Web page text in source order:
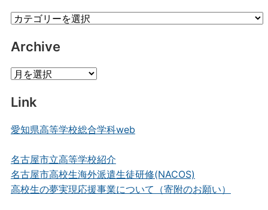
Category
Archive
Archive
Link
愛知県高等学校総合学科web
名古屋市立高等学校紹介
名古屋市高校生海外派遣生徒研修(NACOS)
高校生の夢実現応援事業について（寄附のお願い）